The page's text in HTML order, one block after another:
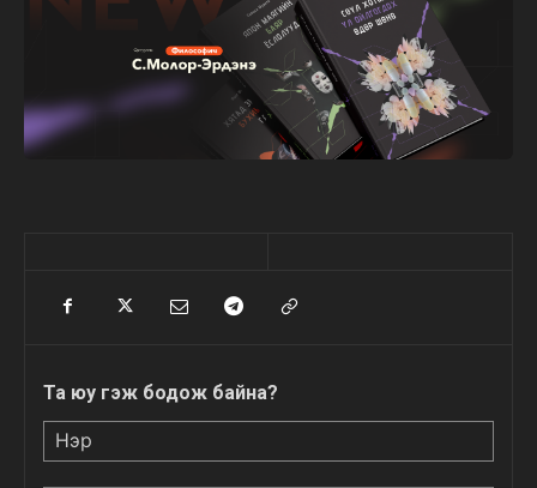
Та юу гэж бодож байна?